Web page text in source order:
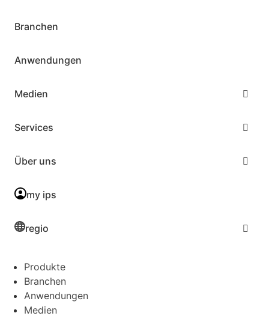
Branchen
Anwendungen
Medien
Services
Über uns
my ips
regio
Produkte
Branchen
Anwendungen
Medien